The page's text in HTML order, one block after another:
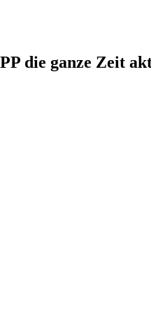
die ganze Zeit